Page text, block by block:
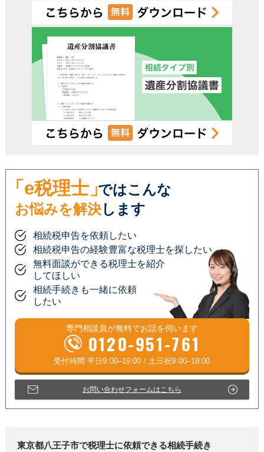
「e税理士」ではこんな
お悩みを解決します
相続税申告を依頼したい
相続税申告の経験豊富な税理士を探したい
無料面談ができる税理士を紹介
してほしい
相続手続きも一緒に依頼
したい
専門相談員が無料でお話を伺います
0120-951-761
お問い合わせフォームはこちら
東京都八王子市で税理士に依頼できる相続手続き